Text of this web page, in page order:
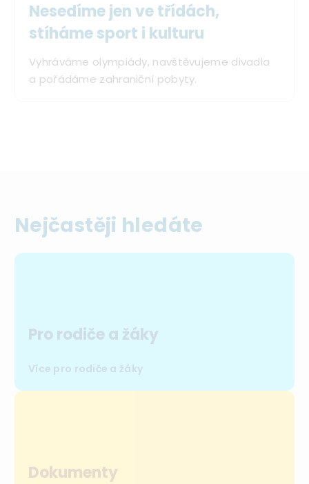
Nesedíme jen ve třídách,
stíháme sport i kulturu
Vyhráváme olympiády, navštěvujeme divadla
a pořádáme zahraniční pobyty.
Nejčastěji hledáte
Pro rodiče a žáky
Více pro rodiče a žáky
Dokumenty